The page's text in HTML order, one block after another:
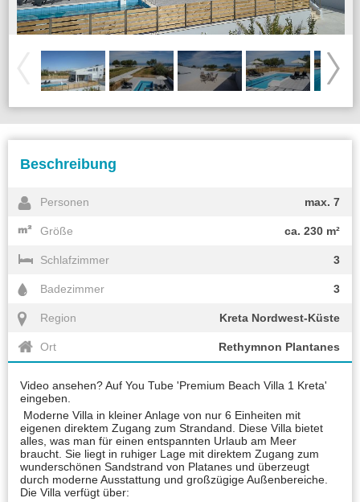
Beschreibung
Personen max. 7
Größe ca. 230 m²
Schlafzimmer 3
Badezimmer 3
Region Kreta Nordwest-Küste
Ort Rethymnon Plantanes
Video ansehen? Auf You Tube 'Premium Beach Villa 1 Kreta'
eingeben.
Moderne Villa in kleiner Anlage von nur 6 Einheiten mit
eigenen direktem Zugang zum Strandand. Diese Villa bietet
alles, was man für einen entspannten Urlaub am Meer
braucht. Sie liegt in ruhiger Lage mit direktem Zugang zum
wunderschönen Sandstrand von Platanes und überzeugt
durch moderne Ausstattung und großzügige Außenbereiche.
Die Villa verfügt über: